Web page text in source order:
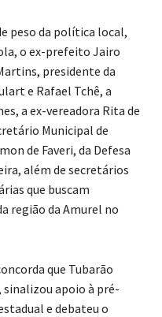
peso da política local,
o ex-prefeito Jairo
presidente da
e Rafael Tchê, a
a ex-vereadora Rita de
Municipal de
de Faveri, da Defesa
além de secretários
que buscam
região da Amurel no
que Tubarão
apoio à pré-
e debateu o